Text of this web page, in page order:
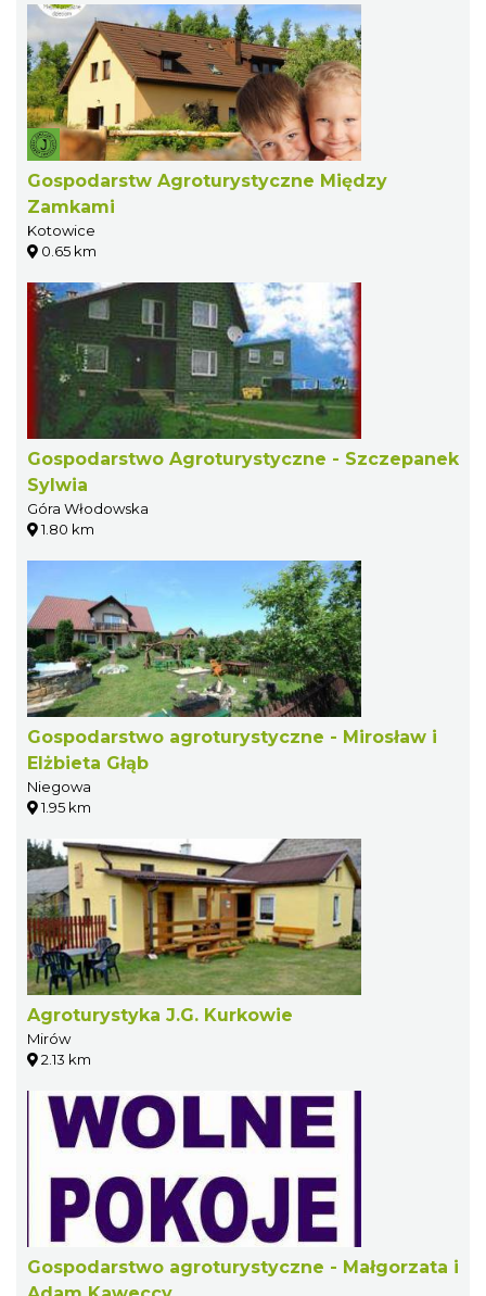
Gospodarstw Agroturystyczne Między
Zamkami
Kotowice
0.65 km
Gospodarstwo Agroturystyczne - Szczepanek
Sylwia
Góra Włodowska
1.80 km
Gospodarstwo agroturystyczne - Mirosław i
Elżbieta Głąb
Niegowa
1.95 km
Agroturystyka J.G. Kurkowie
Mirów
2.13 km
Gospodarstwo agroturystyczne - Małgorzata i